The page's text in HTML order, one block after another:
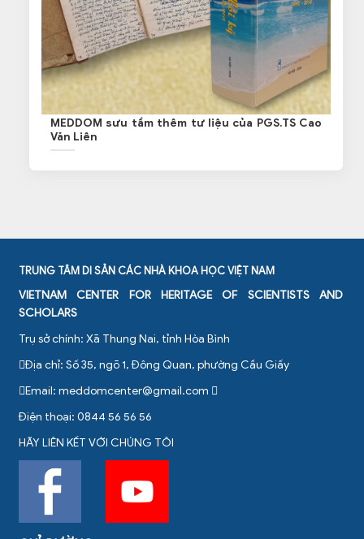
MEDDOM sưu tầm thêm tư liệu của PGS.TS Cao
Văn Liên
TRUNG TÂM DI SẢN CÁC NHÀ KHOA HỌC VIỆT NAM
VIETNAM CENTER FOR HERITAGE OF SCIENTISTS AND
SCHOLARS
Trụ sở chính: Xã Thung Nai, tỉnh Hòa Bình
Địa chỉ: Số 35, ngõ 1, Đông Quan, phường Cầu Giấy
Email: meddomcenter@gmail.com
Điện thoại: 0844 56 56 56
HÃY LIÊN KẾT VỚI CHÚNG TÔI